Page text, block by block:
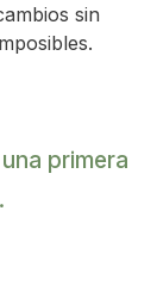
sin
primera